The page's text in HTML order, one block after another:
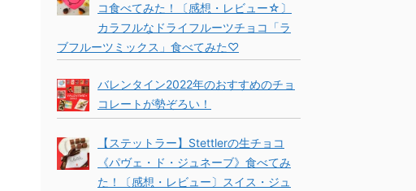
コ食べてみた！〔感想・レビュー☆〕
カラフルなドライフルーツチョコ「ラ
ブフルーツミックス」食べてみた♡
バレンタイン2022年のおすすめのチョ
コレートが勢ぞろい！
【ステットラー】Stettlerの生チョコ
《パヴェ・ド・ジュネーブ》食べてみ
た！〔感想・レビュー〕スイス・ジュ